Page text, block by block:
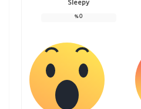
Sleepy
0
%